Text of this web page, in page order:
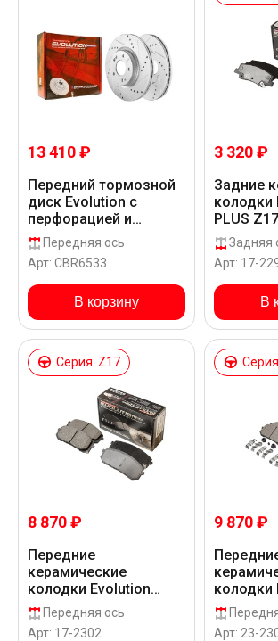
13 410 ₽
Передний тормозной
диск Evolution с
перфорацией и
насечками в покрытии
GEOMET для Hyundai
TUCSON L NX
Передняя ось
Арт: CBR6533
В корзину
3 320 ₽
Задние
колодки
PLUS
TUCSON
Задняя
Арт: 17-
В
Серия: Z17
8 870 ₽
Передние
керамические
колодки Evolution
PLUS Z17 для Hyundai
TUCSON L NX
Передняя ось
Арт: 17-2302
9 870 ₽
колодки
Sport
TUCSON
Арт: 23-